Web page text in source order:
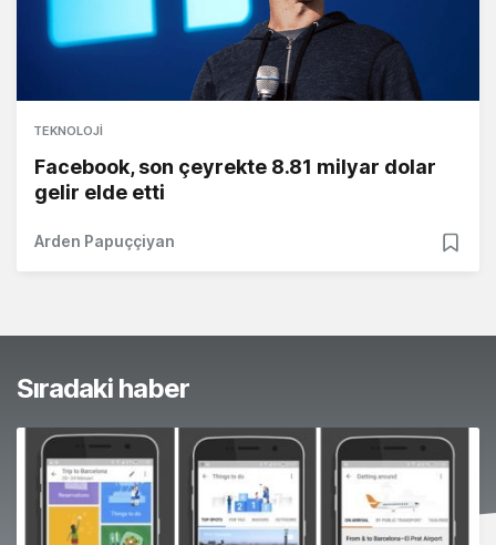
TEKNOLOJI
Facebook, son çeyrekte 8.81 milyar dolar
gelir elde etti
Arden Papuççiyan
Sıradaki haber